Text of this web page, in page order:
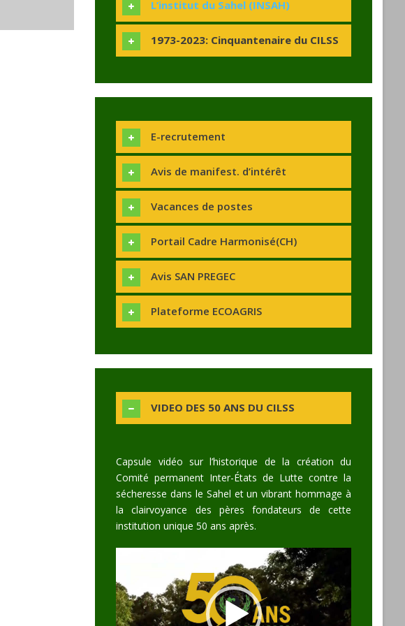
L’institut du Sahel (INSAH)
1973-2023: Cinquantenaire du CILSS
E-recrutement
Avis de manifest. d’intérêt
Vacances de postes
Portail Cadre Harmonisé(CH)
Avis SAN PREGEC
Plateforme ECOAGRIS
VIDEO DES 50 ANS DU CILSS
Capsule vidéo sur l’historique de la création du
Comité permanent Inter-États de Lutte contre la
sécheresse dans le Sahel et un vibrant hommage à
la clairvoyance des pères fondateurs de cette
institution unique 50 ans après.